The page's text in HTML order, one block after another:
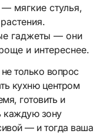
мягкие стулья,
гаджеты — они
и интереснее.
только вопрос
кухню центром
готовить и
каждую зону
— и тогда ваша